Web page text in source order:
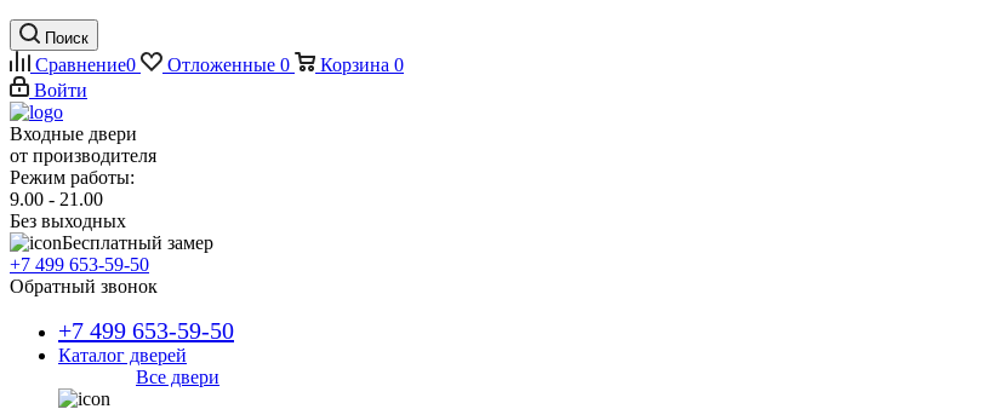
Поиск
Сравнение0 Отложенные 0 Корзина 0
Войти
Входные двери
от производителя
Режим работы:
9.00 - 21.00
Без выходных
Бесплатный замер
+7 499 653-59-50
Обратный звонок
+7 499 653-59-50
Каталог дверей
Все двери